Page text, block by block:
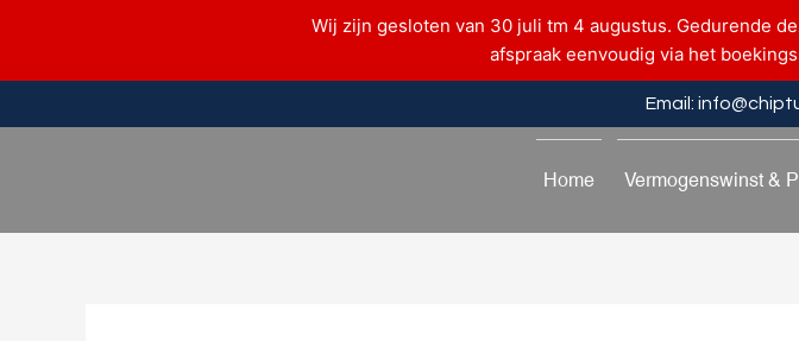
Email:
Home Vermogenswinst &
Wij zijn gesloten van 30 juli tm 4 augustus. Gedurende
afspraak eenvoudig via het